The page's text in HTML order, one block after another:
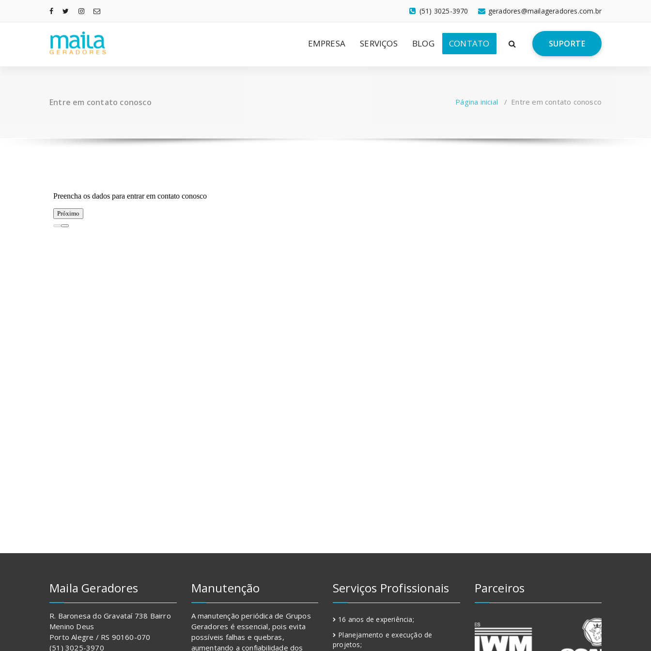
o
geradores@mailageradores.com.br
(51) 3025-3970
EMPRESA SERVIÇOS BLOG CONTATO SUPORTE
Entre em contato conosco Página inicial / Entre em contato conosco
Maila Geradores
R. Baronesa do Gravataí 738 Bairro
Menino Deus
Porto Alegre / RS 90160-070
(51) 3025-3970
Manutenção
A manutenção periódica de Grupos
Geradores é essencial, pois evita
possíveis falhas e quebras,
aumentando a confiabilidade dos
Serviços Profissionais
16 anos de experiência;
Planejamento e execução de
projetos;
Parceiros